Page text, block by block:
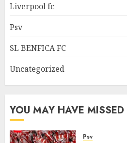
Liverpool fc
Psv
SL BENFICA FC
Uncategorized
YOU MAY HAVE MISSED
Psv